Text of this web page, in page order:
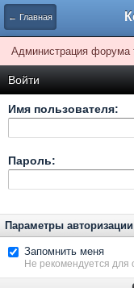
← Главная
Администрация форума
Войти
Имя пользователя:
Пароль:
Параметры авторизации
Запомнить меня
Не рекомендуется для